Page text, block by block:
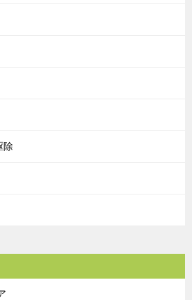
除